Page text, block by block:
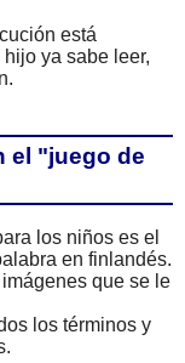
está
ya sabe leer,
el "juego de
los niños es el
en finlandés.
que se le
los términos y